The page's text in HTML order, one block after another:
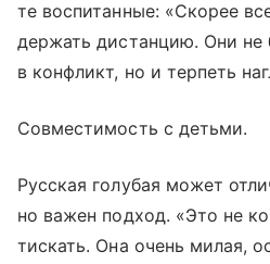
те воспитанные: «Скорее
держать дистанцию. Они не
в конфликт, но и терпеть
Совместимость с детьми.
Русская голубая может
но важен подход. «Это не
тискать. Она очень милая,